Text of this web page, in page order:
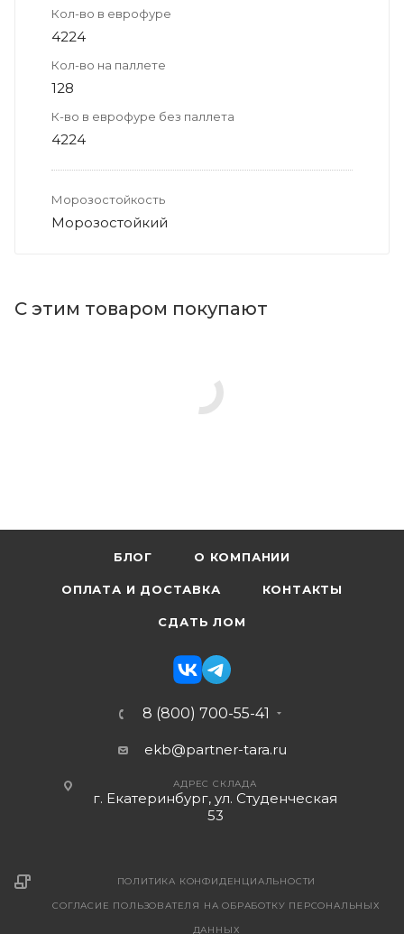
Кол-во в еврофуре
4224
Кол-во на паллете
128
К-во в еврофуре без паллета
4224
Морозостойкость
Морозостойкий
С этим товаром покупают
БЛОГ О КОМПАНИИ
ОПЛАТА И ДОСТАВКА КОНТАКТЫ
СДАТЬ ЛОМ
8 (800) 700-55-41
ekb@partner-tara.ru
АДРЕС СКЛАДА
г. Екатеринбург, ул. Студенческая
53
ПОЛИТИКА КОНФИДЕНЦИАЛЬНОСТИ
СОГЛАСИЕ ПОЛЬЗОВАТЕЛЯ НА ОБРАБОТКУ ПЕРСОНАЛЬНЫХ
ДАННЫХ